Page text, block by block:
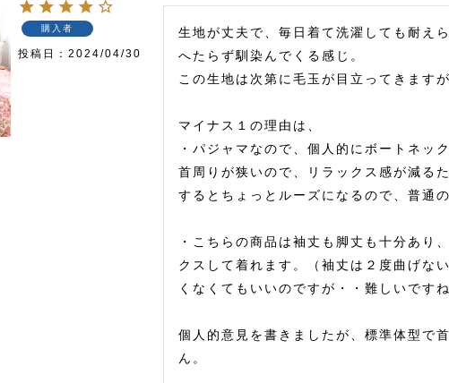
購入者
投稿日 2024/04/30
生地が丈夫で、毎日着て洗濯しても耐えら
へたらず馴染んでくる感じ。
この生地は次第に毛玉が目立ってきます
マイナス１の理由は、
・パジャマなので、個人的にボートネッ
首周りが狭いので、リラックス感が減る
するとちょっとルーズになるので、普通
・こちらの商品は袖丈も脚丈も十分あり
クスして着れます。（袖丈は２度曲げな
くなくてもいいのですが・・難しいですね
個人的意見を書きましたが、標準体型で
ん。